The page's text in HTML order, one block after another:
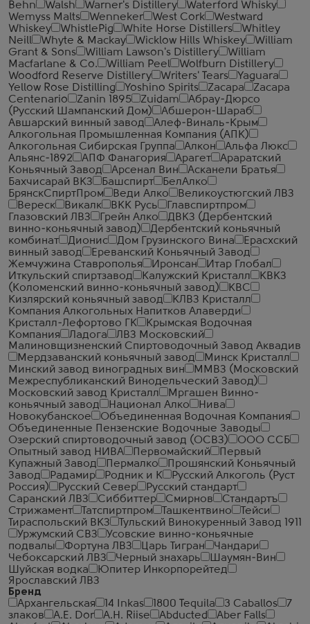
Behn Walsh Warner's Distillery
Waterford Whisky
Wemyss Malts
Wenneker West Cork
Westward
Whiskey
WhistlePig White Horse Distillers
Whitley
Neill
Whyte & Mackay Wicklow Hills Whiskey
William
Grant & Sons
William Lawson's Distillery
William
Macfarlane & Co.
William Peel
Wolfburn Distillery
Woodford Reserve Distillery
Writers' Tears
Yaguara
Yellow Rose Distilling
Yoshino Spirits Zacapa
Zacapa
Centenario
Zanin 1895 Zuidam
Абрау-Дюрсо
(Русский Шампанский Дом)
Абшерон-Шараб
Авшарский винный завод
Алеф-Виналь-Крым
Алкогольная Промышленная Компания (АПК)
Алкогольная Сибирская Группа
Алкон
Альфа Люкс
Альянс-1892
АПФ Фанагория Арагет
Араратский
Коньячный Завод
Арсенал Вин
Асканели Братья
Бахчисарай ВКЗ
Башспирт
БелАлко
БрянскСпиртПром
Веди Алко
Великоустюгский ЛВЗ
Вереск
Викалк ВКК Русь
Главспиртпром
Глазовский ЛВЗ
Грейн Алко
ДВКЗ (Дербентский
винно-коньячный завод)
Дербентский коньячный
комбинат
Дионис Дом Грузинского Вина
Ерасхский
винный завод
Ереванский Коньячный Завод
Жемчужина Ставрополья
Иронсан
Итар Глобал
Иткульский спиртзавод
Калужский Кристалл
КВКЗ
(Коломенский винно-коньячный завод)
КВС
Кизлярский коньячный завод
КЛВЗ Кристалл
Компания Алкогольных Напитков Алаверди
Кристалл-Лефортово ГК
Крымская Водочная
Компания
Ладога
ЛВЗ Московский
Малиновщизненский Спиртоводочный Завод Аквадив
Мердзаванский коньячный завод
Минск Кристалл
Минский завод виноградных вин
ММВЗ (Московский
Межреспубликанский Винодельческий Завод)
Московский завод Кристалл
Мргашен Винно-
коньячный завод
Национал Алко
Нива
Новокубанское
Объединенная Водочная Компания
Объединенные Пензенские Водочные Заводы
Озерский спиртоводочный завод (ОСВЗ)
ООО ССБ
Опытный завод НИВА
Первомайский
Первый
Купажный Завод
Пермалко
Прошянский Коньячный
Завод
Радамир Родник и К
Русский Алкоголь (Руст
Россия)
Русский Север
Русский стандарт
Саранский ЛВЗ
Сиббиттер Смирнов
Стандартъ
Стрижамент
Татспиртпром Ташкентвино
Тейси
Тираспольский ВКЗ
Тульский Винокуренный Завод 1911
Уржумский СВЗ
Усовские винно-коньячные
подвалы
Фортуна ЛВЗ Царь Тигран
Чандари
Чебоксарский ЛВЗ
Черный знахарь
Шаумян-Вин
Шуйская водка
Юпитер Инкорпорейтед
Ярославский ЛВЗ
Бренд
Архангельская
14 Inkas 1800 Tequila 3 Caballos
7
злаков
A.E. Dor A.H. Riise Abducted
Aber Falls